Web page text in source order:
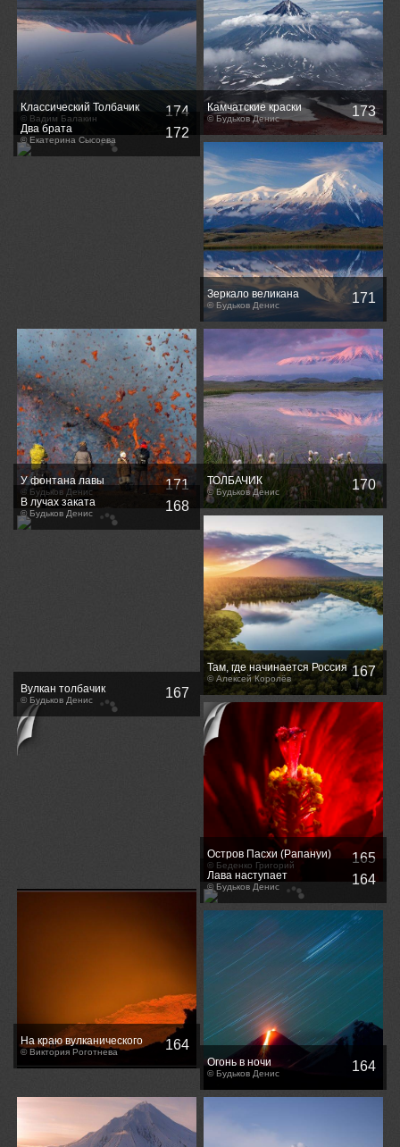
Классический Толбачик
© Вадим Балакин 174 Камчатские краски
© Будьков Денис 173
Два брата
© Екатерина Сысоева 172
Зеркало великана
© Будьков Денис 171
У фонтана лавы
© Будьков Денис 171 ТОЛБАЧИК
© Будьков Денис 170
В лучах заката
© Будьков Денис 168
Там, где начинается Россия
© Алексей Королёв 167
Вулкан толбачик
© Будьков Денис 167
Остров Пасхи (Рапануи)
часть 2
© Беденко Григорий 165
На краю вулканического
кратера Эрта Але...
© Виктория Роготнева 164
Лава наступает
© Будьков Денис 164
Огонь в ночи
© Будьков Денис 164